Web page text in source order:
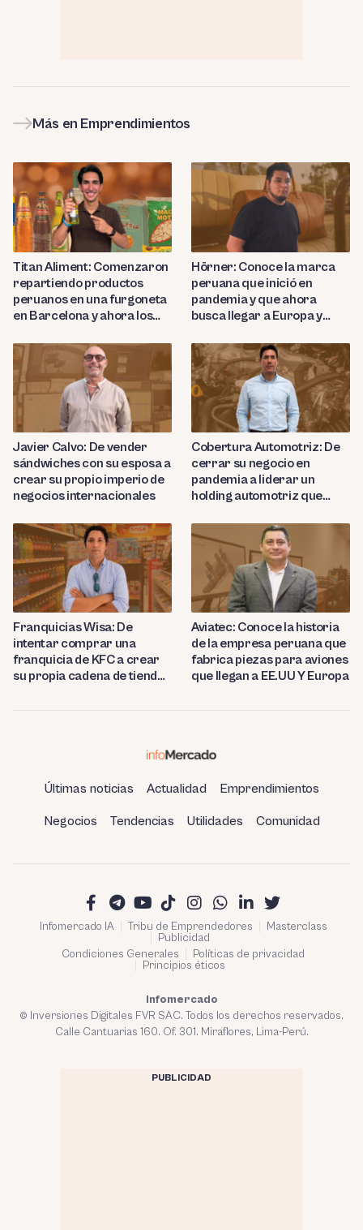
Más en Emprendimientos
Titan Aliment: Comenzaron
repartiendo productos
peruanos en una furgoneta
en Barcelona y ahora los
países
Hörner: Conoce la marca
peruana que inició en
pandemia y que ahora
busca llegar a Europa y
productos de cuero de lujo
Javier Calvo: De vender
sándwiches con su esposa a
crear su propio imperio de
negocios internacionales
Cobertura Automotriz: De
cerrar su negocio en
pandemia a liderar un
holding automotriz que
en Perú
Franquicias Wisa: De
intentar comprar una
franquicia de KFC a crear
su propia cadena de tiendas
Aviatec: Conoce la historia
de la empresa peruana que
fabrica piezas para aviones
que llegan a EE.UU Y Europa
Últimas noticias Actualidad Emprendimientos
Negocios Tendencias Utilidades Comunidad
Infomercado IA Tribu de Emprendedores
Masterclass
Publicidad
Condiciones Generales
Políticas de privacidad
Principios éticos
Infomercado
© Inversiones Digitales FVR SAC. Todos los derechos reservados.
Calle Cantuarias 160. Of. 301. Miraflores, Lima-Perú.
PUBLICIDAD